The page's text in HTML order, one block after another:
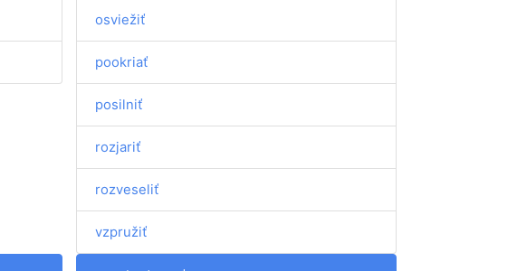
osviežiť
pookriať
posilniť
rozjariť
rozveseliť
vzpružiť